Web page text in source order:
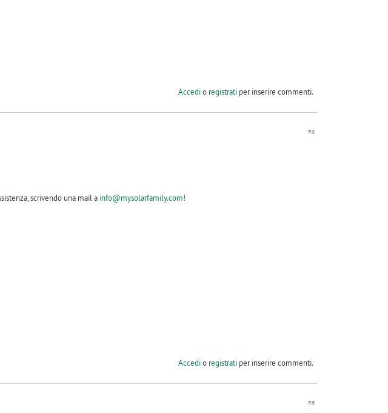
Accedio registratiper inserire commenti.
#2
scrivendo una mail a info@mysolarfamily.com!
Accedio registratiper inserire commenti.
#3